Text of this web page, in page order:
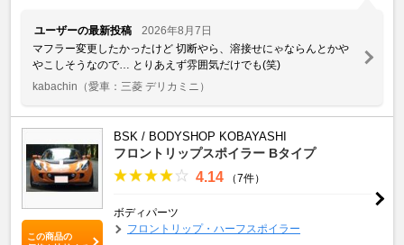
ユーザーの最新投稿
2026年8月7日
マフラー変更したかったけど 切断やら、溶接せにゃならんとかや
やこしそうなので… とりあえず雰囲気だけでも(笑)
kabachin （愛車：三菱 デリカミニ）
この商品の
BSK / BODYSHOP KOBAYASHI
フロントリップスポイラー Bタイプ
4.14 （7件）
ボディパーツ
フロントリップ・ハーフスポイラー